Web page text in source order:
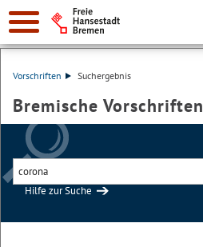
Vorschriften Suchergebnis
Bremische Vorschriften
Hilfe zur Suche